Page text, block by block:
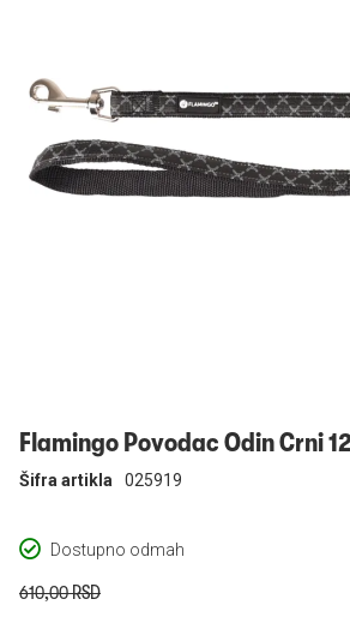
Flamingo Povodac Odin Crni
Dostupno odmah
Šifra artikla 025919
610,00 RSD